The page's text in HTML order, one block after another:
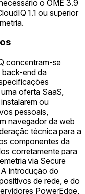
o OME 3.9
1.1 ou superior
concentram-se
back-end da
oferta SaaS,
ou
pessoais,
navegador da web
técnica para a
componentes da
corretamente para
via Secure
introdução do
de rede, e do
PowerEdge,